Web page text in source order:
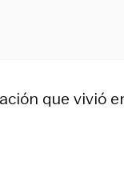
que vivió